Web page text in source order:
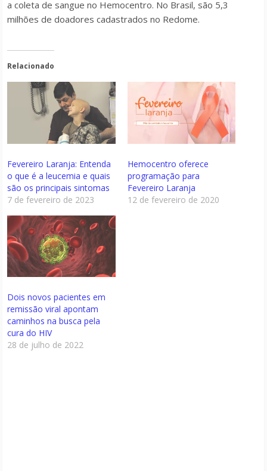
a coleta de sangue no Hemocentro. No Brasil, são 5,3
milhões de doadores cadastrados no Redome.
Relacionado
Fevereiro Laranja: Entenda
o que é a leucemia e quais
são os principais sintomas
7 de fevereiro de 2023
Hemocentro oferece
programação para
Fevereiro Laranja
12 de fevereiro de 2020
Dois novos pacientes em
remissão viral apontam
caminhos na busca pela
cura do HIV
28 de julho de 2022